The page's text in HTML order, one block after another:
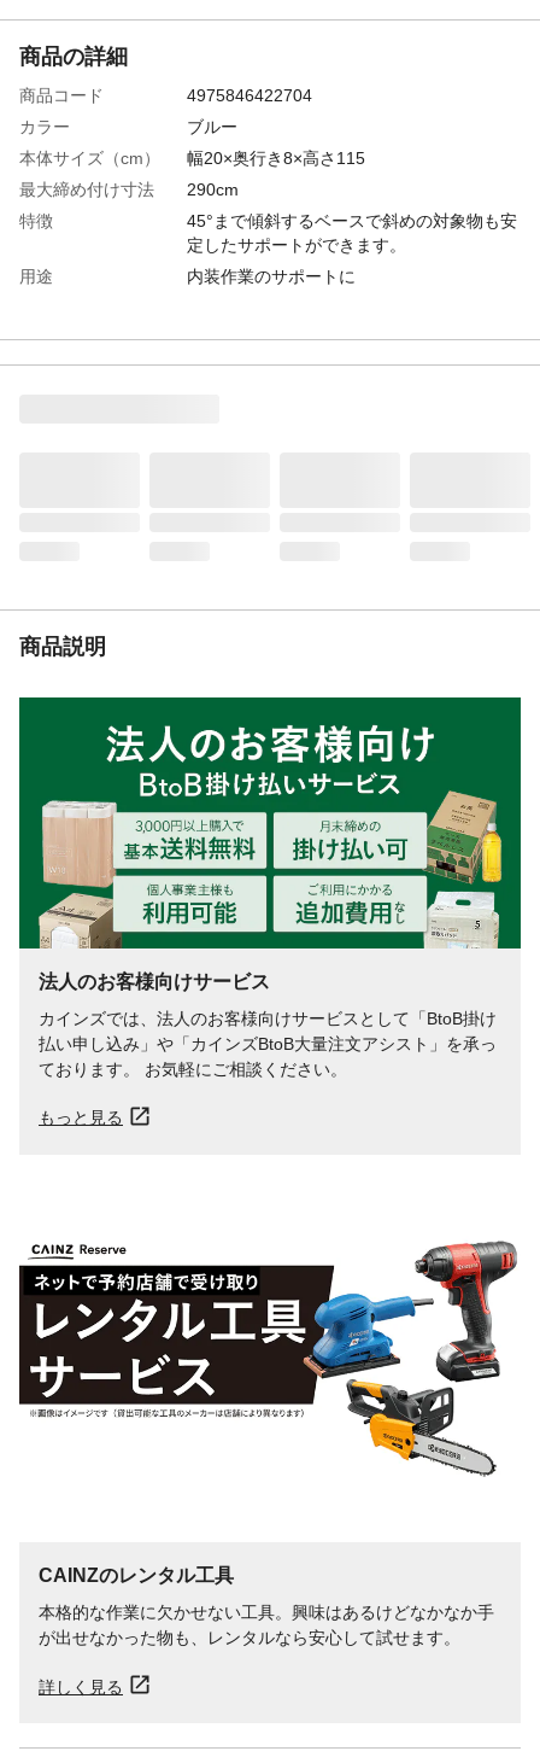
商品の詳細
商品コード
4975846422704
カラー
ブルー
本体サイズ（cm）
幅20×奥行き8×高さ115
最大締め付け寸法
290cm
特徴
45°まで傾斜するベースで斜めの対象物も安
定したサポートができます。
用途
内装作業のサポートに
商品仕様
●最大伸長(cm):90(伸縮部)、85(シャフト)
材質
本体:スチール
商品説明
法人のお客様向けサービス
カインズでは、法人のお客様向けサービスとして「BtoB掛け
払い申し込み」や「カインズBtoB大量注文アシスト」を承っ
ております。 お気軽にご相談ください。
もっと見る
CAINZのレンタル工具
本格的な作業に欠かせない工具。興味はあるけどなかなか手
が出せなかった物も、レンタルなら安心して試せます。
詳しく見る